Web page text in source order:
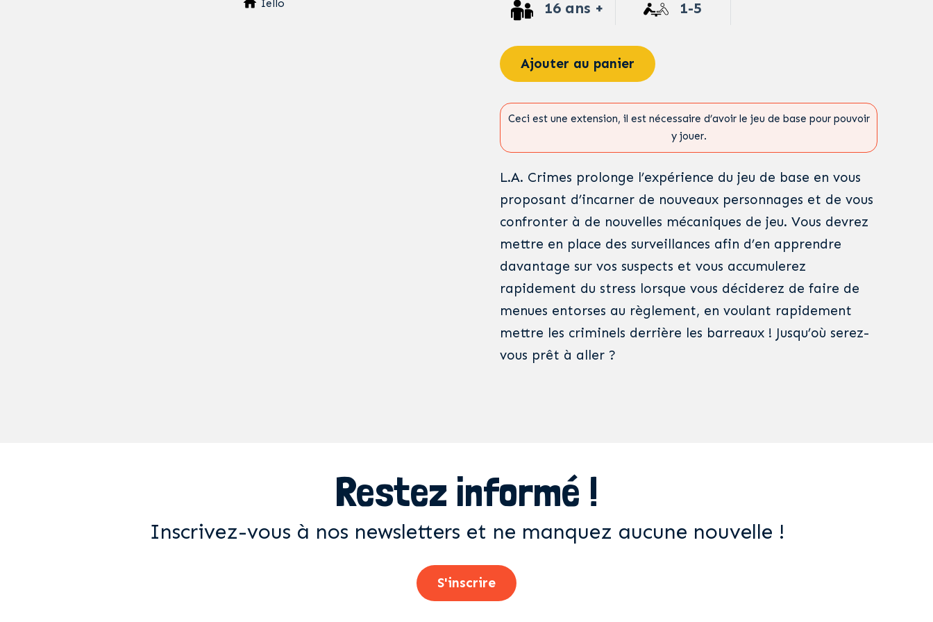
Iello 16 ans + 1-5
Ajouter au panier
Ceci est une extension, il est nécessaire d’avoir le jeu de base pour pouvoir
y jouer.
L.A. Crimes prolonge l’expérience du jeu de base en vous
proposant d’incarner de nouveaux personnages et de vous
confronter à de nouvelles mécaniques de jeu. Vous devrez
mettre en place des surveillances afin d’en apprendre
davantage sur vos suspects et vous accumulerez
rapidement du stress lorsque vous déciderez de faire de
menues entorses au règlement, en voulant rapidement
mettre les criminels derrière les barreaux ! Jusqu’où serez-
vous prêt à aller ?
Restez informé !
Inscrivez-vous à nos newsletters et ne manquez aucune nouvelle !
S'inscrire